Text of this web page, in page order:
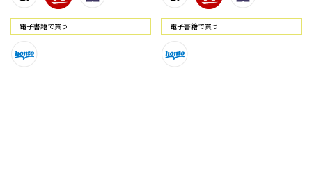
電⼦書籍で買う 電⼦書籍で買う